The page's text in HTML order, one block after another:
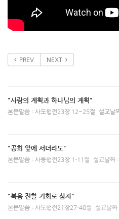
PREV NEXT
"사람의 계획과 하나님의 계획"
본문말씀 : 사도행전23장 12~25절 설교날
"공회 앞에 서더라도"
본문말씀 : 사동행전23장 1-11절 설교날짜
"복음 전할 기회로 삼자"
본문말씀 : 사도행전21장27-40절 설교날